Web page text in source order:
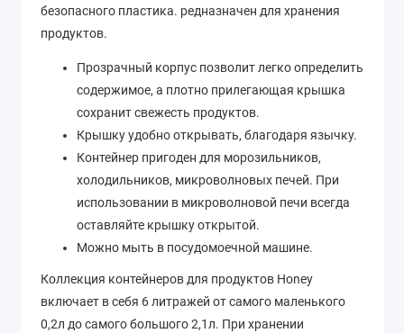
безопасного пластика. редназначен для хранения
продуктов.
Прозрачный корпус позволит легко определить
содержимое, а плотно прилегающая крышка
сохранит свежесть продуктов.
Крышку удобно открывать, благодаря язычку.
Контейнер пригоден для морозильников,
холодильников, микроволновых печей. При
использовании в микроволновой печи всегда
оставляйте крышку открытой.
Можно мыть в посудомоечной машине.
Коллекция контейнеров для продуктов Honey
включает в себя 6 литражей от самого маленького
0,2л до самого большого 2,1л. При хранении